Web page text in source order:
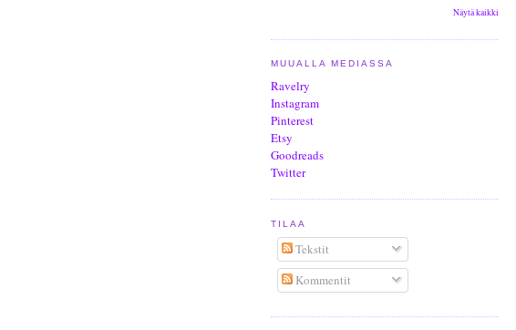
Näytä kaikki
MUUALLA MEDIASSA
Ravelry
Instagram
Pinterest
Etsy
Goodreads
Twitter
TILAA
Tekstit
Kommentit